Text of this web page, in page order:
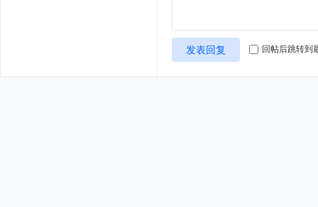
发表回复 回帖后跳转到